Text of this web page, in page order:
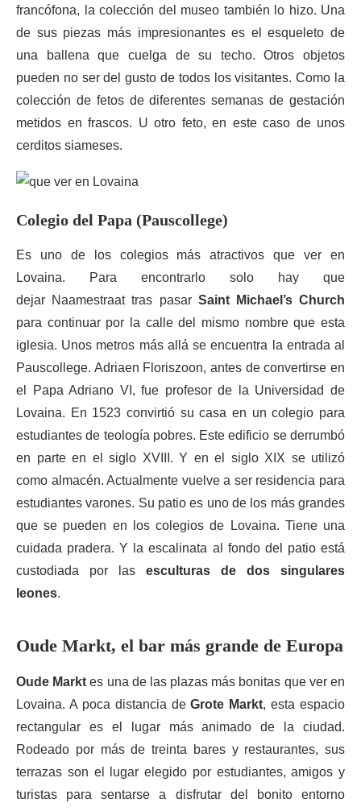
francófona, la colección del museo también lo hizo. Una
de sus piezas más impresionantes es el esqueleto de
una ballena que cuelga de su techo. Otros objetos
pueden no ser del gusto de todos los visitantes. Como la
colección de fetos de diferentes semanas de gestación
metidos en frascos. U otro feto, en este caso de unos
cerditos siameses.
Colegio del Papa (Pauscollege)
Es uno de los colegios más atractivos que ver en
Lovaina. Para encontrarlo solo hay que
dejar Naamestraat tras pasar Saint Michael’s Church
para continuar por la calle del mismo nombre que esta
iglesia. Unos metros más allá se encuentra la entrada al
Pauscollege. Adriaen Floriszoon, antes de convertirse en
el Papa Adriano VI, fue profesor de la Universidad de
Lovaina. En 1523 convirtió su casa en un colegio para
estudiantes de teología pobres. Este edificio se derrumbó
en parte en el siglo XVIII. Y en el siglo XIX se utilizó
como almacén. Actualmente vuelve a ser residencia para
estudiantes varones. Su patio es uno de los más grandes
que se pueden en los colegios de Lovaina. Tiene una
cuidada pradera. Y la escalinata al fondo del patio está
custodiada por las esculturas de dos singulares
leones.
Oude Markt, el bar más grande de Europa
Oude Markt es una de las plazas más bonitas que ver en
Lovaina. A poca distancia deGrote Markt, esta espacio
rectangular es el lugar más animado de la ciudad.
Rodeado por más de treinta bares y restaurantes, sus
terrazas son el lugar elegido por estudiantes, amigos y
turistas para sentarse a disfrutar del bonito entorno